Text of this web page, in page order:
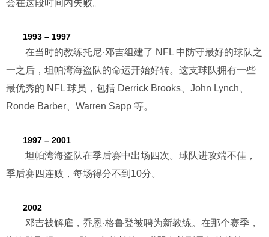
会在这段时间内失败。
1993 – 1997
在当时的教练托尼·邓吉组建了 NFL 中防守最好的球队之
一之后，坦帕湾海盗队的命运开始好转。这支球队拥有一些
最优秀的 NFL 球员，包括 Derrick Brooks、John Lynch、
Ronde Barber、Warren Sapp 等。
1997 – 2001
坦帕湾海盗队在季后赛中出场四次。球队进攻端不佳，
季后赛四连败，每场得分不到10分。
2002
邓吉被解雇，乔恩·格鲁登被聘为新教练。在那个赛季，